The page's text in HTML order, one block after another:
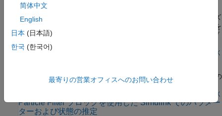
ゲインを調整するために使用されます。
オンラインの再帰的最小二乗推定を使用した直線近似
この例では、MATLAB® コマンド ラインで再帰的推定アルゴリズ
ムを使用して、直線近似のためのオンライン パラメーター推定を
実行する方法を説明します。ここでは、無段変速機の油圧バルブ
における時変入出力動作を捕捉します。
ライブ スクリプトを開く
Simulink で時変のカルマン フィルターを使用して線形システムの
状態を推定する。
スクリプトを開く
Particle Filter ブロックを使用した Simulink でのパラメー
ターおよび状態の推定
简体中文
English
日本 (日本語)
한국 (한국어)
最寄りの営業オフィスへのお問い合わせ